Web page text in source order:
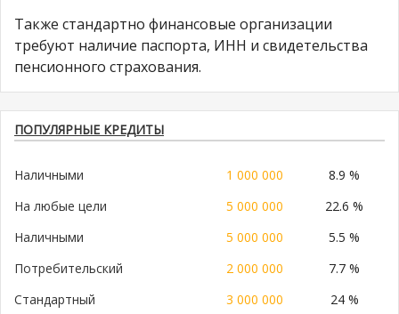
Также стандартно финансовые организации
требуют наличие паспорта, ИНН и свидетельства
пенсионного страхования.
ПОПУЛЯРНЫЕ КРЕДИТЫ
Наличными 1 000 000
8.9 %
На любые цели
5 000 000
22.6 %
Наличными
5 000 000
5.5 %
Потребительский
2 000 000
7.7 %
Стандартный
3 000 000 24 %